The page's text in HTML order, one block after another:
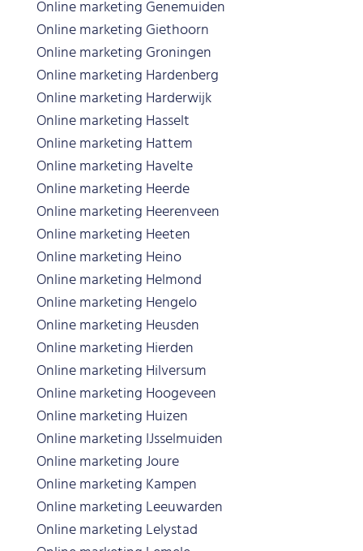
Online marketing Genemuiden
Online marketing Giethoorn
Online marketing Groningen
Online marketing Hardenberg
Online marketing Harderwijk
Online marketing Hasselt
Online marketing Hattem
Online marketing Havelte
Online marketing Heerde
Online marketing Heerenveen
Online marketing Heeten
Online marketing Heino
Online marketing Helmond
Online marketing Hengelo
Online marketing Heusden
Online marketing Hierden
Online marketing Hilversum
Online marketing Hoogeveen
Online marketing Huizen
Online marketing IJsselmuiden
Online marketing Joure
Online marketing Kampen
Online marketing Leeuwarden
Online marketing Lelystad